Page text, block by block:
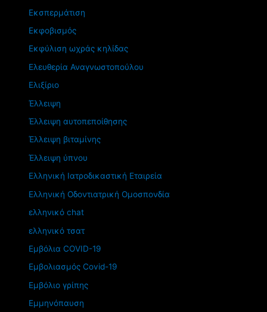
Εκσπερμάτιση
Εκφοβισμός
Εκφύλιση ωχράς κηλίδας
Ελευθερία Αναγνωστοπούλου
Ελιξίριο
Έλλειψη
Έλλειψη αυτοπεποίθησης
Έλλειψη βιταμίνης
Έλλειψη ύπνου
Ελληνική Ιατροδικαστική Εταιρεία
Ελληνική Οδοντιατρική Ομοσπονδία
ελληνικό chat
ελληνικό τσατ
Εμβόλια COVID-19
Εμβολιασμός Covid-19
Εμβόλιο γρίπης
Εμμηνόπαυση